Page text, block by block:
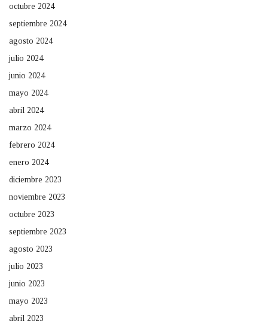
octubre 2024
septiembre 2024
agosto 2024
julio 2024
junio 2024
mayo 2024
abril 2024
marzo 2024
febrero 2024
enero 2024
diciembre 2023
noviembre 2023
octubre 2023
septiembre 2023
agosto 2023
julio 2023
junio 2023
mayo 2023
abril 2023